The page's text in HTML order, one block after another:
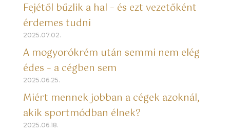
Fejétől bűzlik a hal – és ezt vezetőként
érdemes tudni
2025.07.02.
A mogyorókrém után semmi nem elég
édes – a cégben sem
2025.06.25.
Miért mennek jobban a cégek azoknál,
akik sportmódban élnek?
2025.06.18.